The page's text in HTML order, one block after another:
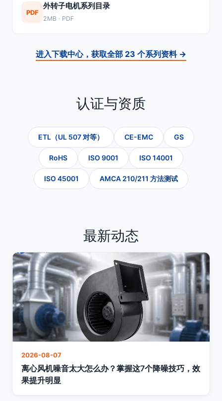
PDF
外转子电机系列目录
2MB · PDF
进入下载中心，获取全部 23 个系列资料 →
认证与资质
ETL（UL 507 对等） CE-EMC GS
RoHS ISO 9001 ISO 14001
ISO 45001 AMCA 210/211 方法测试
最新动态
2026-08-07
离心风机噪音太大怎么办？掌握这7个降噪技巧，效
果提升明显